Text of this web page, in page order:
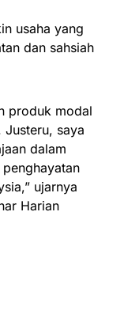
usaha yang
dan sahsiah
produk modal
Justeru, saya
dalam
ujarnya
Harian